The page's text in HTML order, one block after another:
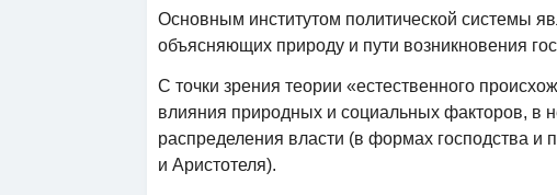
Основным институтом политической системы
объясняющих природу и пути возникновения
С точки зрения теории «естественного
влияния природных и социальных факторов, в
распределения власти (в формах господства и
и Аристотеля).